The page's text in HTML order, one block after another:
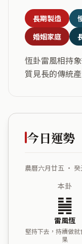
長期製造
婚姻家庭
恆卦雷風相持
質見長的傳統產
今日運勢
農曆六月廿五 ・
本卦
䷟
雷風恆
堅持下去，持續做就
果